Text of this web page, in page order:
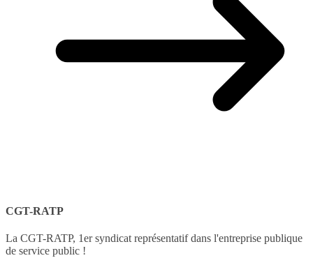
CGT-RATP
La CGT-RATP, 1er syndicat représentatif dans l'entreprise publique
de service public !